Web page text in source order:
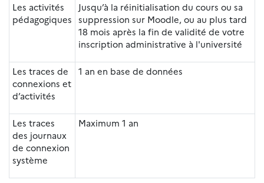
Les activités
pédagogiques
Jusqu’à la réinitialisation du cours ou sa
suppression sur Moodle, ou au plus tard
18 mois après la fin de validité de votre
inscription administrative à l'université
Les traces de
connexions et
d’activités
1 an en base de données
Les traces
des journaux
de connexion
système
Maximum 1 an